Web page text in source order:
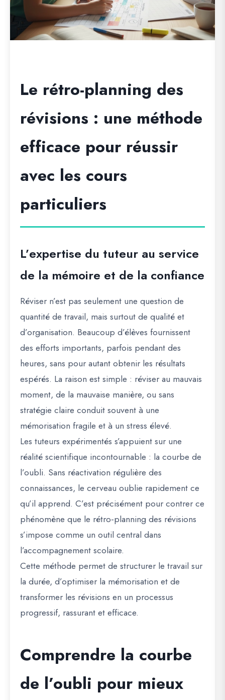
Le rétro-planning des
révisions : une méthode
efficace pour réussir
avec les cours
particuliers
L’expertise du tuteur au service
de la mémoire et de la confiance
Réviser n’est pas seulement une question de
quantité de travail, mais surtout de qualité et
d’organisation. Beaucoup d’élèves fournissent
des efforts importants, parfois pendant des
heures, sans pour autant obtenir les résultats
espérés. La raison est simple : réviser au mauvais
moment, de la mauvaise manière, ou sans
stratégie claire conduit souvent à une
mémorisation fragile et à un stress élevé.
Les tuteurs expérimentés s’appuient sur une
réalité scientifique incontournable : la courbe de
l’oubli. Sans réactivation régulière des
connaissances, le cerveau oublie rapidement ce
qu’il apprend. C’est précisément pour contrer ce
phénomène que le rétro-planning des révisions
s’impose comme un outil central dans
l’accompagnement scolaire.
Cette méthode permet de structurer le travail sur
la durée, d’optimiser la mémorisation et de
transformer les révisions en un processus
progressif, rassurant et efficace.
Comprendre la courbe
de l’oubli pour mieux